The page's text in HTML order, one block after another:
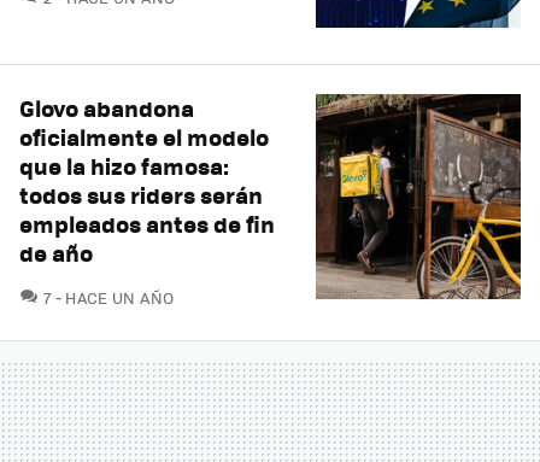
Glovo abandona
oficialmente el modelo
que la hizo famosa:
todos sus riders serán
empleados antes de fin
de año
7COMENTARIOS
HACE UN AÑO